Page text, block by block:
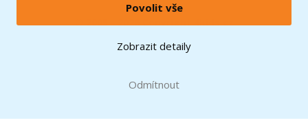
Povolit vše
Zobrazit detaily
Odmítnout
© 2005 - 2026 Copyright 4kids.cz
LEGO, logo LEGO a minifigurka jsou ochrannými známkami společnosti LEGO Group. ©
2024 The LEGO Group.
Zobrazit verzi pro desktop
při nákupu od